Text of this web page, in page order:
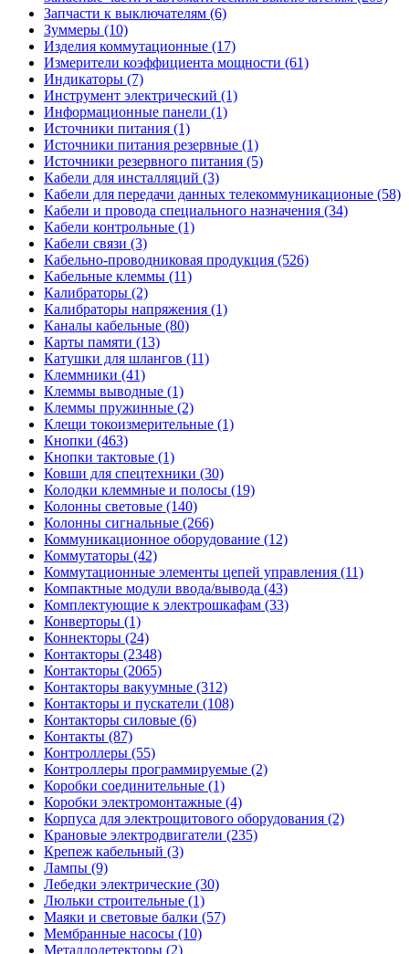
Запчасти к выключателям (6)
Зуммеры (10)
Изделия коммутационные (17)
Измерители коэффициента мощности (61)
Индикаторы (7)
Инструмент электрический (1)
Информационные панели (1)
Источники питания (1)
Источники питания резервные (1)
Источники резервного питания (5)
Кабели для инсталляций (3)
Кабели для передачи данных телекоммуникационые (58)
Кабели и провода специального назначения (34)
Кабели контрольные (1)
Кабели связи (3)
Кабельно-проводниковая продукция (526)
Кабельные клеммы (11)
Калибраторы (2)
Калибраторы напряжения (1)
Каналы кабельные (80)
Карты памяти (13)
Катушки для шлангов (11)
Клеммники (41)
Клеммы выводные (1)
Клеммы пружинные (2)
Клещи токоизмерительные (1)
Кнопки (463)
Кнопки тактовые (1)
Ковши для спецтехники (30)
Колодки клеммные и полосы (19)
Колонны световые (140)
Колонны сигнальные (266)
Коммуникационное оборудование (12)
Коммутаторы (42)
Коммутационные элементы цепей управления (11)
Компактные модули ввода/вывода (43)
Комплектующие к электрошкафам (33)
Конверторы (1)
Коннекторы (24)
Контакторы (2348)
Контакторы (2065)
Контакторы вакуумные (312)
Контакторы и пускатели (108)
Контакторы силовые (6)
Контакты (87)
Контроллеры (55)
Контроллеры программируемые (2)
Коробки соединительные (1)
Коробки электромонтажные (4)
Корпуса для электрощитового оборудования (2)
Крановые электродвигатели (235)
Крепеж кабельный (3)
Лампы (9)
Лебедки электрические (30)
Люльки строительные (1)
Маяки и световые балки (57)
Мембранные насосы (10)
Металлодетекторы (2)